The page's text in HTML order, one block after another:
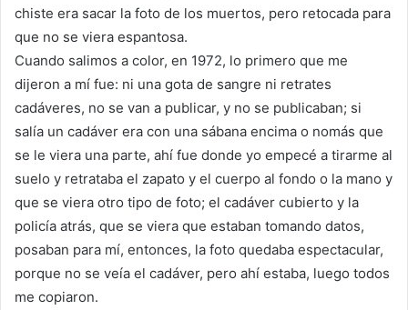
chiste era sacar la foto de los muertos, pero retocada para
que no se viera espantosa.
Cuando salimos a color, en 1972, lo primero que me
dijeron a mí fue: ni una gota de sangre ni retrates
cadáveres, no se van a publicar, y no se publicaban; si
salía un cadáver era con una sábana encima o nomás que
se le viera una parte, ahí fue donde yo empecé a tirarme al
suelo y retrataba el zapato y el cuerpo al fondo o la mano y
que se viera otro tipo de foto; el cadáver cubierto y la
policía atrás, que se viera que estaban tomando datos,
posaban para mí, entonces, la foto quedaba espectacular,
porque no se veía el cadáver, pero ahí estaba, luego todos
me copiaron.